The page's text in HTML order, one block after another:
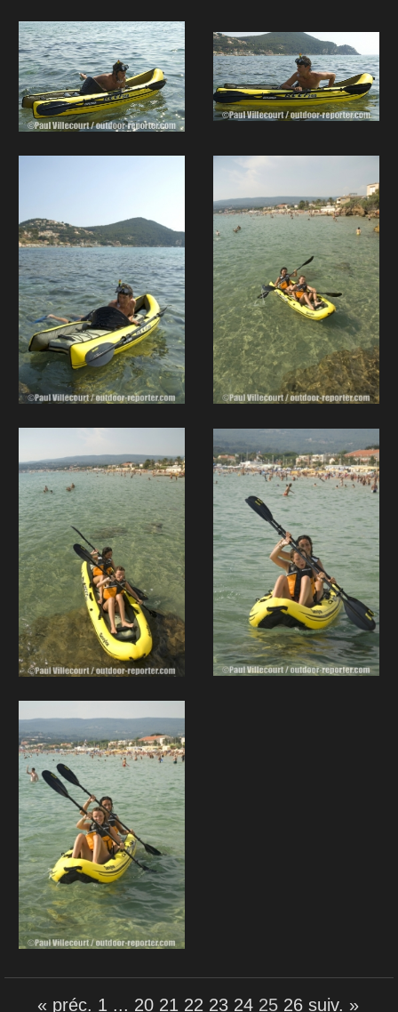
« préc. 1 ... 20 21 22 23 24 25 26 suiv. »